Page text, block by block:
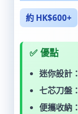
約 HK$600+
✅ 優點
迷你設計：
七芯刀盤：
便攜收納：